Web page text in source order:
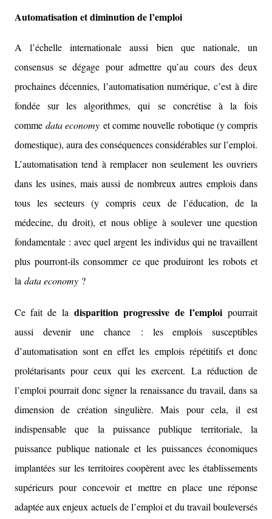
Automatisation et diminution de l’emploi
A l’échelle internationale aussi bien que nationale, un
consensus se dégage pour admettre qu’au cours des deux
prochaines décennies, l’automatisation numérique, c’est à dire
fondée sur les algorithmes, qui se concrétise à la fois
commedata economy et comme nouvelle robotique (y compris
domestique), aura des conséquences considérables sur l’emploi.
L’automatisation tend à remplacer non seulement les ouvriers
dans les usines, mais aussi de nombreux autres emplois dans
tous les secteurs (y compris ceux de l’éducation, de la
médecine, du droit), et nous oblige à soulever une question
fondamentale : avec quel argent les individus qui ne travaillent
plus pourront-ils consommer ce que produiront les robots et
la data economy ?
Ce fait de la disparition progressive de l’emploipourrait
aussi devenir une chance : les emplois susceptibles
d’automatisation sont en effet les emplois répétitifs et donc
prolétarisants pour ceux qui les exercent. La réduction de
l’emploi pourrait donc signer la renaissance du travail, dans sa
dimension de création singulière. Mais pour cela, il est
indispensable que la puissance publique territoriale, la
puissance publique nationale et les puissances économiques
implantées sur les territoires coopèrent avec les établissements
supérieurs pour concevoir et mettre en place une réponse
adaptée aux enjeux actuels de l’emploi et du travail bouleversés